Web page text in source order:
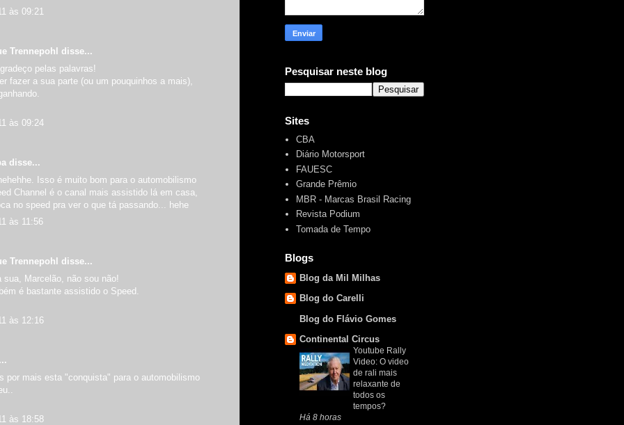
às 09:21
Trennepohl
disse...
pelas palavras!
fazer a sua parte (ou um pouquinhos a mais),
às 09:24
disse...
Isso é muito bom para o automobilismo
Channel é o canal mais assistido lá em casa,
no speed pra ver o que tá passando... hehe
às 11:56
Trennepohl
disse...
sua, Marcelão, não sou não!
é bastante assistido o Speed.
às 12:16
por mais esta "conquista" para o automobilismo
às 18:58
Pesquisar neste blog
Sites
CBA
Diário Motorsport
FAUESC
Grande Prêmio
MBR - Marcas Brasil Racing
Revista Podium
Tomada de Tempo
Blogs
Blog da Mil Milhas
Blog do Carelli
Blog do Flávio Gomes
Continental Circus
Youtube Rally
Video: O video
de rali mais
relaxante de
todos os
tempos?
Há 8 horas